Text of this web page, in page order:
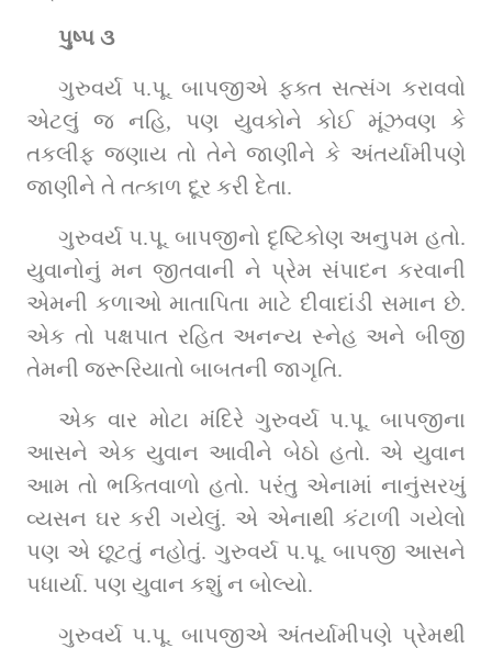
પુષ્પ ૩
ગુરુવર્ય પ.પૂ. બાપજીએ ફક્ત સત્સંગ કરાવવો
એટલું જ નહિ, પણ યુવકોને કોઈ મૂંઝવણ કે
તકલીફ જણાય તો તેને જાણીને કે અંતર્યામીપણે
જાણીને તે તત્કાળ દૂર કરી દેતા.
ગુરુવર્ય પ.પૂ. બાપજીનો દૃષ્ટિકોણ અનુપમ હતો.
યુવાનોનું મન જીતવાની ને પ્રેમ સંપાદન કરવાની
એમની કળાઓ માતાપિતા માટે દીવાદાંડી સમાન છે.
એક તો પક્ષપાત રહિત અનન્ય સ્નેહ અને બીજી
તેમની જરૂરિયાતો બાબતની જાગૃતિ.
એક વાર મોટા મંદિરે ગુરુવર્ય પ.પૂ. બાપજીના
આસને એક યુવાન આવીને બેઠો હતો. એ યુવાન
આમ તો ભક્તિવાળો હતો. પરંતુ એનામાં નાનુંસરખું
વ્યસન ઘર કરી ગયેલું. એ એનાથી કંટાળી ગયેલો
પણ એ છૂટતું નહોતું. ગુરુવર્ય પ.પૂ. બાપજી આસને
પધાર્યા. પણ યુવાન કશું ન બોલ્યો.
ગુરુવર્ય પ.પૂ. બાપજીએ અંતર્યામીપણે પ્રેમથી